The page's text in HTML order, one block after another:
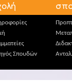
Σπουδών